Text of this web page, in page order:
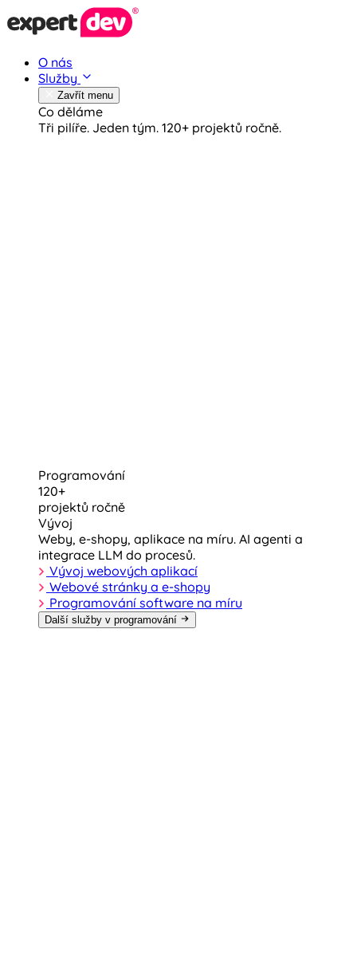
O nás
Služby
Zavřít menu
Co děláme
Tři pilíře. Jeden tým. 120+ projektů ročně.
Programování
120+
projektů ročně
Vývoj
Weby, e-shopy, aplikace na míru. AI agenti a
integrace LLM do procesů.
Vývoj webových aplikací
Webové stránky a e-shopy
Programování software na míru
Další služby v programování